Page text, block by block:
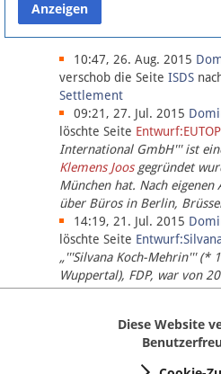
Datenschutz
Über Lobbypedia
Impressum
10:47, 26. Aug. 2015
verschob die Seite ISDS
Settlement
09:21, 27. Jul. 2015
löschte Seite Entwurf:EUTOP
International GmbH''' ist
Klemens Joosgegründet
München hat. Nach
über Büros in Berlin,
14:19, 21. Jul. 2015
löschte Seite
„'''Silvana Koch-Mehrin''' (*
Wuppertal), FDP, war von
Europäischen Parlaments,
Diese Website